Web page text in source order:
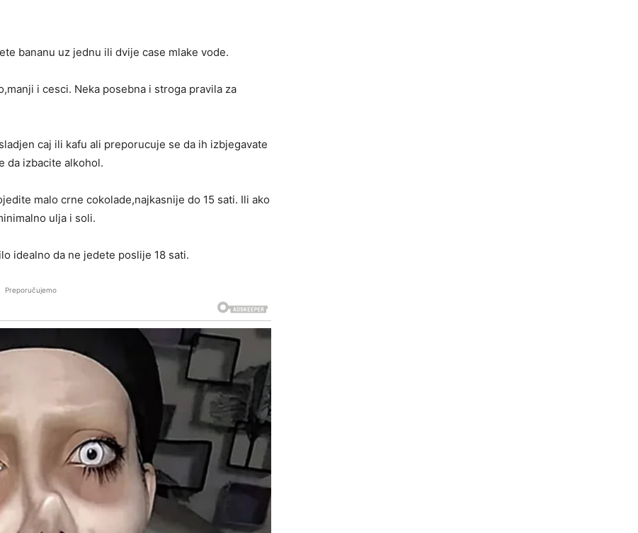
bananu uz jednu ili dvije case mlake vode.
i cesci. Neka posebna i stroga pravila za
caj ili kafu ali preporucuje se da ih izbjegavate
da izbacite alkohol.
malo crne cokolade,najkasnije do 15 sati. Ili ako
ulja i soli.
idealno da ne jedete poslije 18 sati.
Preporučujemo